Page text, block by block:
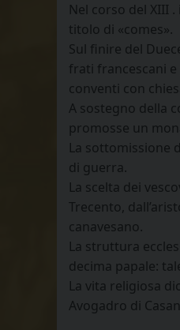
Nel corso del XIII
titolo di «comes».
Sul finire del
frati francescani
conventi con
A sostegno della
promosse un
La sottomissione
di guerra.
La scelta dei
Trecento,
canavesano.
La struttura
decima papale:
La vita religiosa
Avogadro di